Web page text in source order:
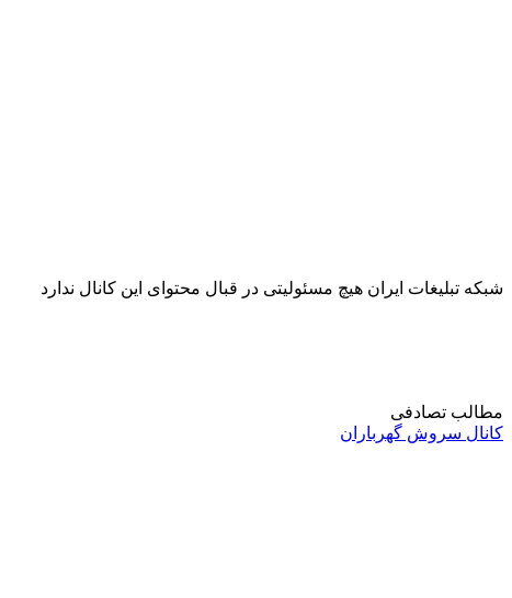
شبکه تبلیغات ایران هیچ مسئولیتی در قبال محتوای این کانال ندارد
مطالب تصادفی
کانال سروش گهرباران